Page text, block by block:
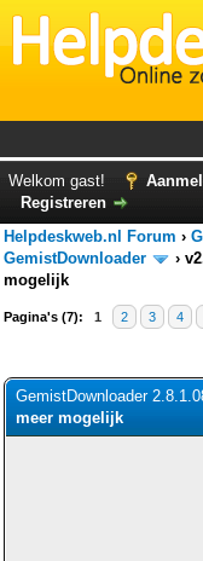
Welkom gast!
Registreren
Helpdeskweb.nl Forum ›
GemistDownloader
›
mogelijk
Pagina's (7): 1 2 3 4
GemistDownloader
meer mogelijk